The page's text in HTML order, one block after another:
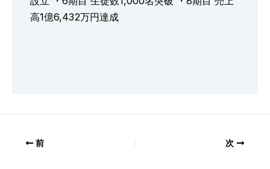
高1億6,432万円達成
前 次